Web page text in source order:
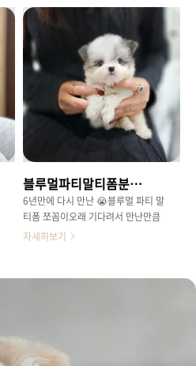
같은 느낌 🙄🙄 작지만 왠만한 친구
들보다아주아주 밝은 에너지 ㅋㅋㅋ
ㅋ😂😂달리기를 참 잘하는 아이라
엄지손가락만한 다리로우다다닫 달
려오는 모습보면 진짜 귀여워서 심쿵
해요 .. 사진으로는 못 담았지만이모
들 장난감 정리하는 순간 열린 문틈
사이로 빼꼼 하고 있는 귀여운 모습
에심쿵 제대로 해버렸습니다 .. 😘😘
😘이 귀여웠던 모습을 모든 분들께자
랑하고 싶었는데 못담아버려서 아쉬
운 ... 😅 작고 마른 아이 제가 제일
꼼꼼히 보는 기준 중에 하나인데우리
땅꼬마작지만 통통한 몸매 자랑하는
중 ㅎㅎ 강아지들은 마르지 않고 퉁
퉁해야..
블루멀파티말티폼분양 털빠짐은 최소화되었어요
6년만에 다시 만난 😭블루멀 파티 말
티폼 쪼꼼이오래 기다려서 만난만큼
소식을 듣자마자 심장이 콩닥 콩닥 ..
폼 친구들 .. 😭 토끼처럼 쫑긋한 귀
귀엽고 사랑스러움 뽐내고 있는 중작
은 요정같습니닷 .. ☺ 앙증맞은 체구
자세히보기